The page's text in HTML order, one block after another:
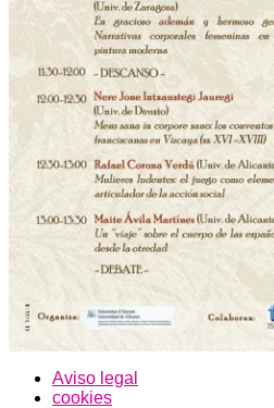
Aviso legal
cookies